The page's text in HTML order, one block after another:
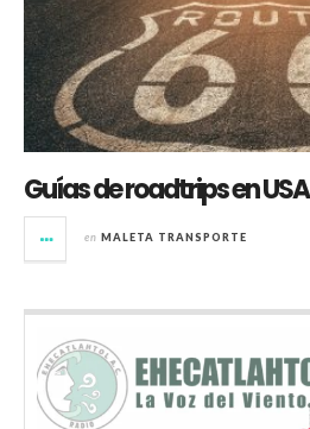
Guías de roadtrips en USA
en MALETA TRANSPORTE